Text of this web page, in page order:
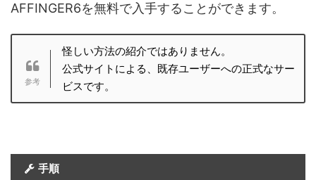
AFFINGER6を無料で入手することができます。
怪しい方法の紹介ではありません。
公式サイトによる、既存ユーザーへの正式なサー
ビスです。
手順